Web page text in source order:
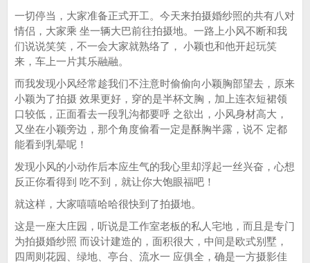
一切停当，大家准备正式开工。今天来拍摄婚纱照的共有八对
情侣，大家乘 坐一辆大巴前往拍摄地。一路上小风不断和我
们说说笑笑，不一会大家就熟络了， 小颖也和他开起玩笑
来，车上一片其乐融融。
而我发现小风经常趁我们不注意时偷偷向小颖胸部望去，原来
小颖为了拍摄 效果更好，穿的是半杯文胸，加上连衣短裙领
口较低，正面看去一段乳沟都要呼 之欲出，小风身材高大，
又坐在小颖旁边，那个角度偷看一定是酥胸半露，说不 定都
能看到乳晕呢！
发现小风的小动作后本应生气的我心里却浮起一丝兴奋，心想
反正你看得到 吃不到，就让你大饱眼福吧！
就这样，大家嘻嘻哈哈很快到了拍摄地。
这是一座大庄园，听说是工作室老板的私人宅地，而且是专门
为拍摄婚纱照 而设计建造的，面积很大，中间是欧式别墅，
四周则花园、绿地、亭台、流水一 应俱全，确是一方摄影佳